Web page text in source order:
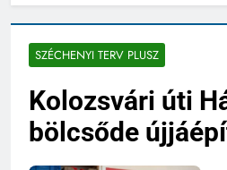
SZÉCHENYI TERV PLUSZ
Kolozsvári úti
bölcsőde